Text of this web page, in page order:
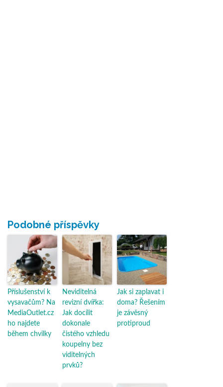
Podobné příspěvky
Příslušenství k
vysavačům? Na
MediaOutlet.cz
ho najdete
během chvilky
Neviditelná
revizní dvířka:
Jak docílit
dokonale
čistého vzhledu
koupelny bez
viditelných
prvků?
Jak si zaplavat i
doma? Řešením
je závěsný
protiproud